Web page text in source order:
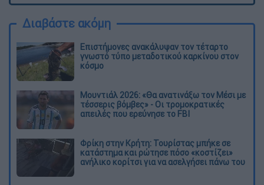
Διαβάστε ακόμη
Επιστήμονες ανακάλυψαν τον τέταρτο
γνωστό τύπο μεταδοτικού καρκίνου στον
κόσμο
Μουντιάλ 2026: «Θα ανατινάξω τον Μέσι με
τέσσερις βόμβες» - Οι τρομοκρατικές
απειλές που ερεύνησε το FBI
Φρίκη στην Κρήτη: Τουρίστας μπήκε σε
κατάστημα και ρώτησε πόσο «κοστίζει»
ανήλικο κορίτσι για να ασελγήσει πάνω του